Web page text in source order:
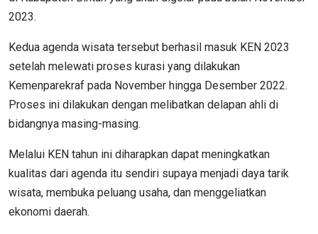
2023.
Kedua agenda wisata tersebut berhasil masuk KEN 2023
setelah melewati proses kurasi yang dilakukan
Kemenparekraf pada November hingga Desember 2022.
Proses ini dilakukan dengan melibatkan delapan ahli di
bidangnya masing-masing.
Melalui KEN tahun ini diharapkan dapat meningkatkan
kualitas dari agenda itu sendiri supaya menjadi daya tarik
wisata, membuka peluang usaha, dan menggeliatkan
ekonomi daerah.